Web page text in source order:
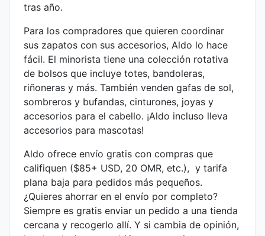
tras año.
Para los compradores que quieren coordinar
sus zapatos con sus accesorios, Aldo lo hace
fácil. El minorista tiene una colección rotativa
de bolsos que incluye totes, bandoleras,
riñoneras y más. También venden gafas de sol,
sombreros y bufandas, cinturones, joyas y
accesorios para el cabello. ¡Aldo incluso lleva
accesorios para mascotas!
Aldo ofrece envío gratis con compras que
califiquen ($85+ USD, 20 OMR, etc.), y tarifa
plana baja para pedidos más pequeños.
¿Quieres ahorrar en el envío por completo?
Siempre es gratis enviar un pedido a una tienda
cercana y recogerlo allí. Y si cambia de opinión,